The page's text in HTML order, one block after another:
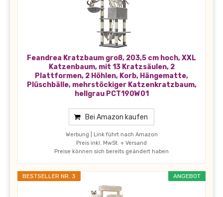
Feandrea Kratzbaum groß, 203,5 cm hoch, XXL
Katzenbaum, mit 13 Kratzsäulen, 2
Plattformen, 2 Höhlen, Korb, Hängematte,
Plüschbälle, mehrstöckiger Katzenkratzbaum,
hellgrau PCT190W01
Bei Amazon kaufen
Werbung | Link führt nach Amazon
Preis inkl. MwSt. + Versand
Preise können sich bereits geändert haben
ANGEBOT
BESTSELLER NR. 3